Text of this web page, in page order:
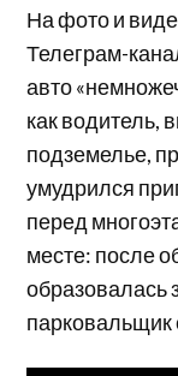
На фото и
Телеграм-
авто
как водитель,
подземелье,
умудрился
перед
месте: после
образовалась
парковальщик